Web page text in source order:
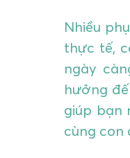
Nhiều
thực tế,
ngày
hưởng
giúp bạn
cùng con